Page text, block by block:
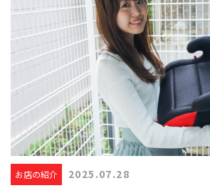
お店の紹介 2025.07.28